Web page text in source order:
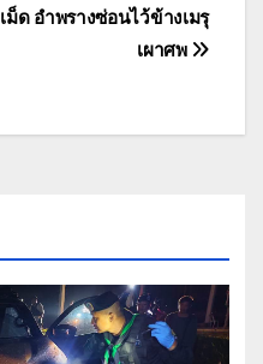
เม็ด อำพรางซ่อนไว้ข้างเมรุ
เผาศพ